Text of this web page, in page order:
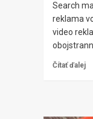
Search
reklama
video
Čítať ďalej